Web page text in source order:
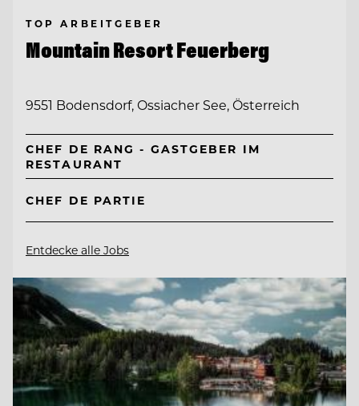
TOP ARBEITGEBER
Mountain Resort Feuerberg
9551 Bodensdorf, Ossiacher See, Österreich
CHEF DE RANG - GASTGEBER IM
RESTAURANT
CHEF DE PARTIE
Entdecke alle Jobs